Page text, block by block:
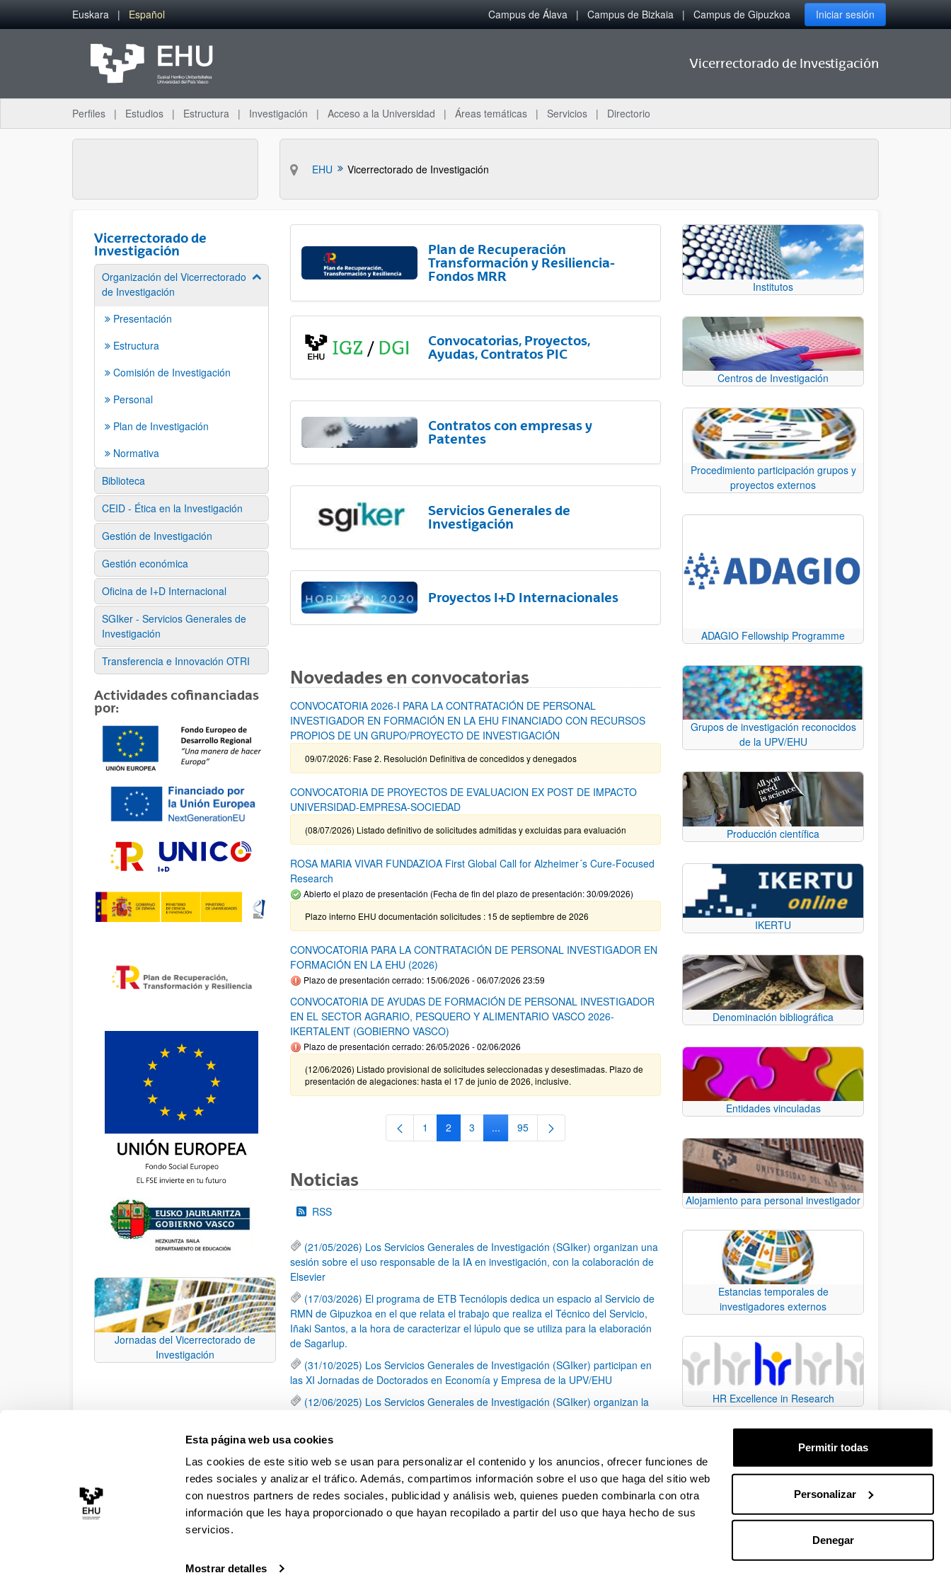
Esta página web usa cookies
Las cookies de este sitio web se usan para personalizar el contenido y los anuncios, ofrecer funciones de
redes sociales y analizar el tráfico. Además, compartimos información sobre el uso que haga del sitio web
con nuestros partners de redes sociales, publicidad y análisis web, quienes pueden combinarla con otra
información que les haya proporcionado o que hayan recopilado a partir del uso que haya hecho de sus
servicios.
Mostrar detalles
Permitir todas
Personalizar
Denegar
Saltar al contenido principal
Euskara Español Campus de Álava Campus de Bizkaia Campus de Gipuzkoa Iniciar sesión
Vicerrectorado de Investigación
Perfiles Estudios Estructura Investigación Acceso a la Universidad Áreas temáticas Servicios Directorio
EHU Vicerrectorado de Investigación
Vicerrectorado de
Investigación
Organización del Vicerrectorado
de Investigación
Mostrar/ocultar subpáginas
Presentación
Estructura
Comisión de Investigación
Personal
Plan de Investigación
Normativa
Biblioteca
CEID - Ética en la Investigación
Gestión de Investigación
Gestión económica
Oficina de I+D Internacional
SGIker - Servicios Generales de
Investigación
Transferencia e Innovación OTRI
Actividades cofinanciadas
por:
Jornadas del Vicerrectorado de
Investigación
Plan de Recuperación
Transformación y Resiliencia-
Fondos MRR
Convocatorias, Proyectos,
Ayudas, Contratos PIC
Contratos con empresas y
Patentes
Servicios Generales de
Investigación
Proyectos I+D Internacionales
Novedades en convocatorias
CONVOCATORIA 2026-I PARA LA CONTRATACIÓN DE PERSONAL
INVESTIGADOR EN FORMACIÓN EN LA EHU FINANCIADO CON RECURSOS
PROPIOS DE UN GRUPO/PROYECTO DE INVESTIGACIÓN
09/07/2026: Fase 2. Resolución Definitiva de concedidos y denegados
CONVOCATORIA DE PROYECTOS DE EVALUACION EX POST DE IMPACTO
UNIVERSIDAD-EMPRESA-SOCIEDAD
(08/07/2026) Listado definitivo de solicitudes admitidas y excluidas para evaluación
ROSA MARIA VIVAR FUNDAZIOA First Global Call for Alzheimer´s Cure-Focused
Research
Abierto el plazo de presentación (Fecha de fin del plazo de presentación: 30/09/2026)
Plazo interno EHU documentación solicitudes : 15 de septiembre de 2026
CONVOCATORIA PARA LA CONTRATACIÓN DE PERSONAL INVESTIGADOR EN
FORMACIÓN EN LA EHU (2026)
Plazo de presentación cerrado: 15/06/2026 - 06/07/2026 23:59
CONVOCATORIA DE AYUDAS DE FORMACIÓN DE PERSONAL INVESTIGADOR
EN EL SECTOR AGRARIO, PESQUERO Y ALIMENTARIO VASCO 2026-
IKERTALENT (GOBIERNO VASCO)
Plazo de presentación cerrado: 26/05/2026 - 02/06/2026
(12/06/2026) Listado provisional de solicitudes seleccionadas y desestimadas. Plazo de
presentación de alegaciones: hasta el 17 de junio de 2026, inclusive.
Página
1 Página
2 Página
3 ...Páginas intermedias Use TAB para desplazarse.
Página
95
Noticias
RSS
(21/05/2026) Los Servicios Generales de Investigación (SGIker) organizan una
sesión sobre el uso responsable de la IA en investigación, con la colaboración de
Elsevier
(17/03/2026) El programa de ETB Tecnólopis dedica un espacio al Servicio de
RMN de Gipuzkoa en el que relata el trabajo que realiza el Técnico del Servicio,
Iñaki Santos, a la hora de caracterizar el lúpulo que se utiliza para la elaboración
de Sagarlup.
(31/10/2025) Los Servicios Generales de Investigación (SGIker) participan en
las XI Jornadas de Doctorados en Economía y Empresa de la UPV/EHU
(12/06/2025) Los Servicios Generales de Investigación (SGIker) organizan la
una caracterización química de dos variedades de lúpulo silvestre
Página
1 Página
2 Página
3 ...
Páginas intermedias Use TAB para desplazarse.
Página
79
Institutos
Centros de Investigación
Procedimiento participación grupos y
proyectos externos
ADAGIO Fellowship Programme
Grupos de investigación reconocidos
de la UPV/EHU
Producción científica
IKERTU
Denominación bibliográfica
Entidades vinculadas
Alojamiento para personal investigador
Estancias temporales de
investigadores externos
HR Excellence in Research